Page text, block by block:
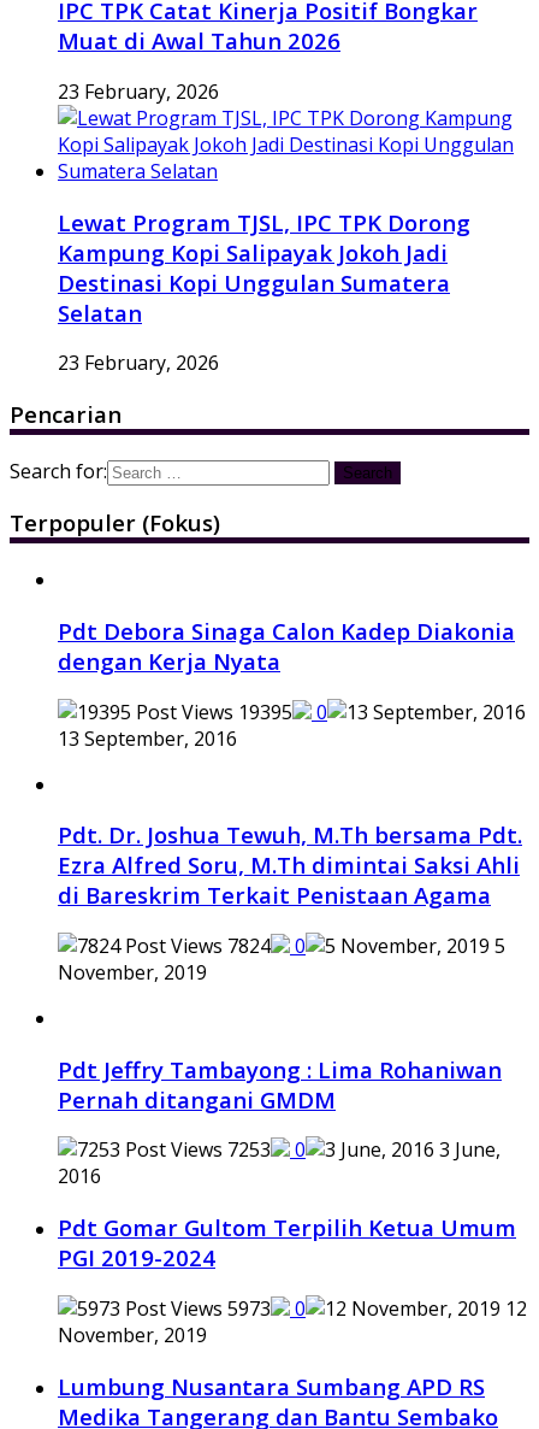
IPC TPK Catat Kinerja Positif Bongkar
Muat di Awal Tahun 2026
23 February, 2026
Lewat Program TJSL, IPC TPK Dorong
Kampung Kopi Salipayak Jokoh Jadi
Destinasi Kopi Unggulan Sumatera
Selatan
23 February, 2026
Pencarian
Search for:
Terpopuler (Fokus)
Pdt Debora Sinaga Calon Kadep Diakonia
dengan Kerja Nyata
19395
0
13 September, 2016
Pdt. Dr. Joshua Tewuh, M.Th bersama Pdt.
Ezra Alfred Soru, M.Th dimintai Saksi Ahli
di Bareskrim Terkait Penistaan Agama
7824 0
5
November, 2019
Pdt Jeffry Tambayong : Lima Rohaniwan
Pernah ditangani GMDM
7253 0
3 June,
2016
Pdt Gomar Gultom Terpilih Ketua Umum
PGI 2019-2024
5973 0
12
November, 2019
Lumbung Nusantara Sumbang APD RS
Medika Tangerang dan Bantu Sembako